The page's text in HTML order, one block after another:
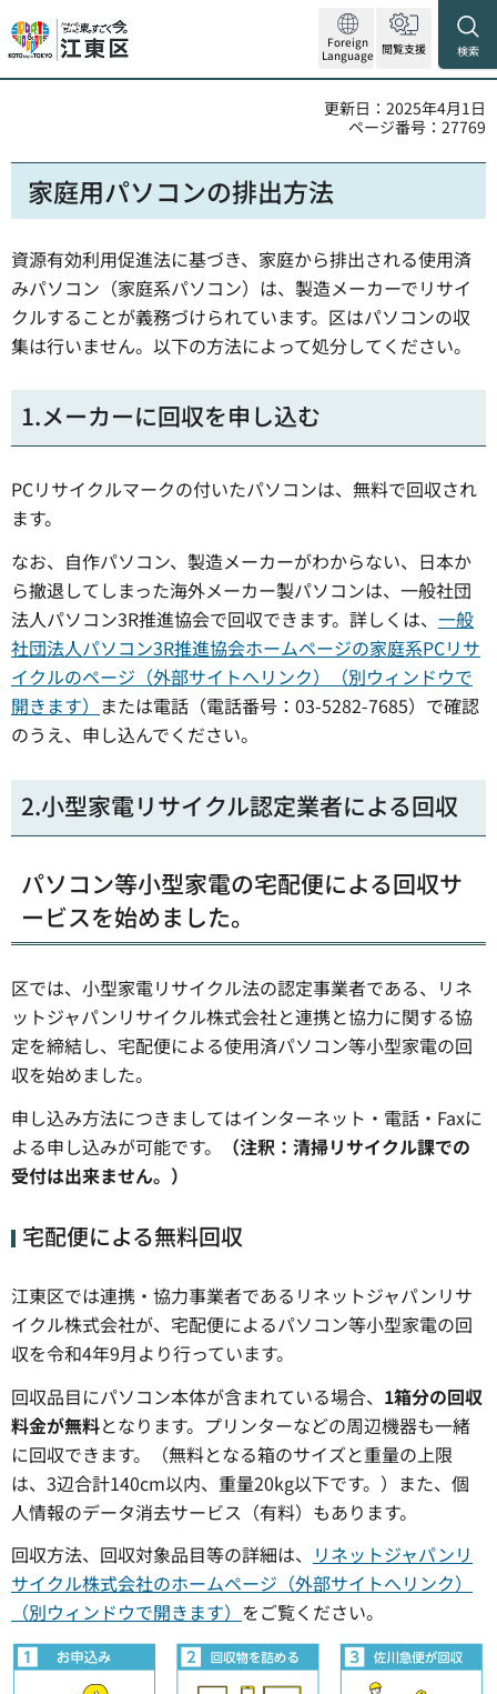
Foreign
Language 閲覧支援 検索
更新日：2025年4月1日
ページ番号：27769
家庭用パソコンの排出方法
資源有効利用促進法に基づき、家庭から排出される使用済
みパソコン（家庭系パソコン）は、製造メーカーでリサイ
クルすることが義務づけられています。区はパソコンの収
集は行いません。以下の方法によって処分してください。
1.メーカーに回収を申し込む
PCリサイクルマークの付いたパソコンは、無料で回収され
ます。
なお、自作パソコン、製造メーカーがわからない、日本か
ら撤退してしまった海外メーカー製パソコンは、一般社団
法人パソコン3R推進協会で回収できます。詳しくは、 一般
社団法人パソコン3R推進協会ホームページの家庭系PCリサ
イクルのページ（外部サイトへリンク）（別ウィンドウで
開きます） または電話（電話番号：03-5282-7685）で確認
のうえ、申し込んでください。
2.小型家電リサイクル認定業者による回収
パソコン等小型家電の宅配便による回収サ
ービスを始めました。
区では、小型家電リサイクル法の認定事業者である、リネ
ットジャパンリサイクル株式会社と連携と協力に関する協
定を締結し、宅配便による使用済パソコン等小型家電の回
収を始めました。
申し込み方法につきましてはインターネット・電話・Faxに
よる申し込みが可能です。
（注釈：清掃リサイクル課での
受付は出来ません。）
宅配便による無料回収
江東区では連携・協力事業者であるリネットジャパンリサ
イクル株式会社が、宅配便によるパソコン等小型家電の回
収を令和4年9月より行っています。
回収品目にパソコン本体が含まれている場合、 1箱分の回収
料金が無料となります。プリンターなどの周辺機器も一緒
に回収できます。（無料となる箱のサイズと重量の上限
は、3辺合計140cm以内、重量20kg以下です。）また、個
人情報のデータ消去サービス（有料）もあります。
回収方法、回収対象品目等の詳細は、 リネットジャパンリ
サイクル株式会社のホームページ（外部サイトへリンク）
（別ウィンドウで開きます） をご覧ください。